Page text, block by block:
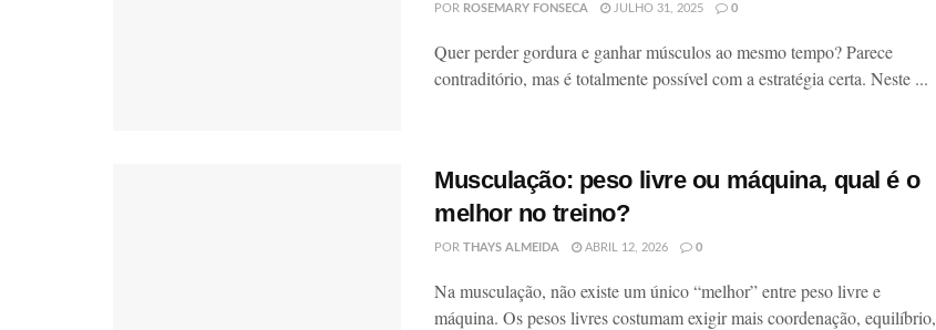
POR ROSEMARY FONSECA JULHO 31, 2025 0
Quer perder gordura e ganhar músculos ao mesmo tempo? Parece
contraditório, mas é totalmente possível com a estratégia certa. Neste ...
Musculação: peso livre ou máquina, qual é o
melhor no treino?
POR THAYS ALMEIDA ABRIL 12, 2026 0
Na musculação, não existe um único “melhor” entre peso livre e
máquina. Os pesos livres costumam exigir mais coordenação, equilíbrio,